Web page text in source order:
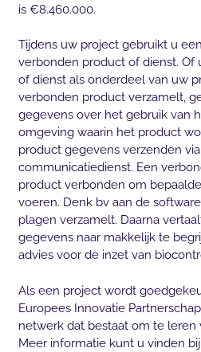
is €8.460.000.
Tijdens uw project gebruikt u
verbonden product of dienst.
of dienst als onderdeel van uw
verbonden product verzamelt,
gegevens over het gebruik van
omgeving waarin het product
product gegevens verzenden
communicatiedienst. Een
product verbonden om
voeren. Denk bv aan de
plagen verzamelt. Daarna
gegevens naar makkelijk te
advies voor de inzet van
Als een project wordt
Europees Innovatie
netwerk dat bestaat om te leren
Meer informatie kunt u vinden bij